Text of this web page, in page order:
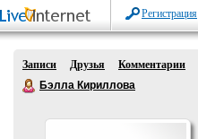
Регистрация
Записи Друзья
Комментарии
Бэлла Кириллова